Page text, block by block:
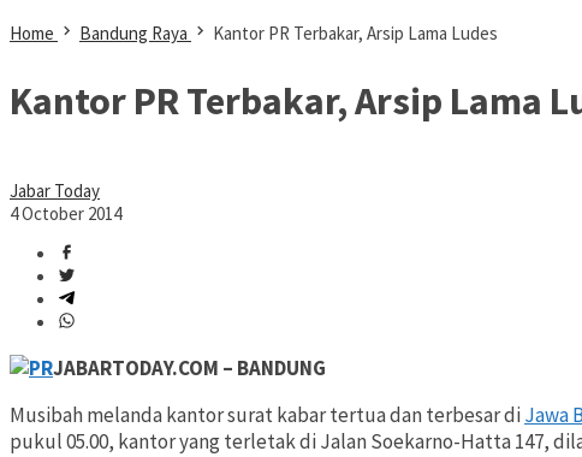
Home Bandung Raya Kantor PR Terbakar, Arsip Lama Ludes
Kantor PR Terbakar, Arsip Lama
Jabar Today
4 October 2014
JABARTODAY.COM – BANDUNG
Musibah melanda kantor surat kabar tertua dan terbesar diJawa
pukul 05.00, kantor yang terletak di Jalan Soekarno-Hatta 147,